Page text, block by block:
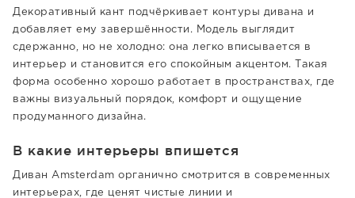
Декоративный кант подчёркивает контуры дивана и
добавляет ему завершённости. Модель выглядит
сдержанно, но не холодно: она легко вписывается в
интерьер и становится его спокойным акцентом. Такая
форма особенно хорошо работает в пространствах, где
важны визуальный порядок, комфорт и ощущение
продуманного дизайна.
В какие интерьеры впишется
Диван Amsterdam органично смотрится в современных
интерьерах, где ценят чистые линии и